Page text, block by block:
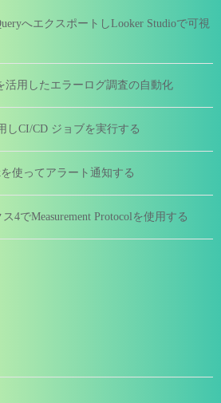
へエクスポートしLooker Studioで可視
活用したエラーログ調査の自動化
しCI/CD ジョブを実行する
を使ってアラート通知する
4でMeasurement Protocolを使用する